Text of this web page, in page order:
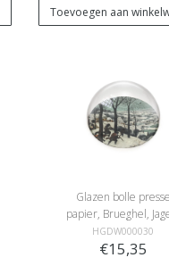
Toevoegen aan
Glazen bolle presse
papier, Brueghel,
In de Sneeuw
HGDW000030
€15,35